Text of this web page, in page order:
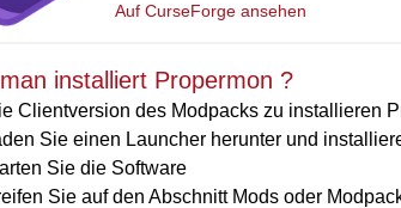
Auf CurseForge ansehen
installiert Propermon ?
Clientversion des Modpacks zu installieren
Sie einen Launcher herunter und
Sie die Software
Sie auf den Abschnitt Mods oder